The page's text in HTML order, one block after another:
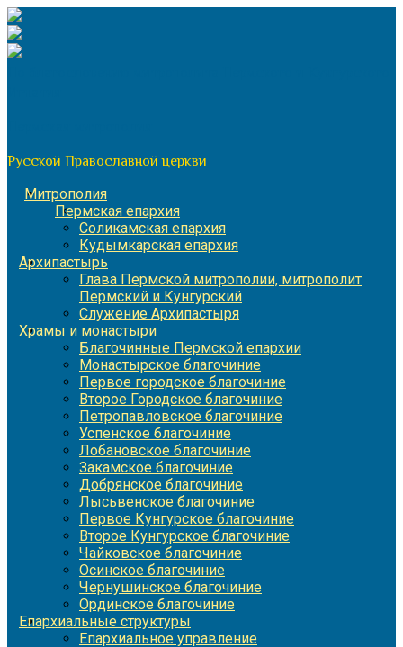
Перейти
к
содержимому
Русской Православной церкви
Митрополия
Пермская епархия
Соликамская епархия
Кудымкарская епархия
Архипастырь
Глава Пермской митрополии, митрополит
Пермский и Кунгурский
Служение Архипастыря
Храмы и монастыри
Благочинные Пермской епархии
Монастырское благочиние
Первое городское благочиние
Второе Городское благочиние
Петропавловское благочиние
Успенское благочиние
Лобановское благочиние
Закамское благочиние
Добрянское благочиние
Лысьвенское благочиние
Первое Кунгурское благочиние
Второе Кунгурское благочиние
Чайковское благочиние
Осинское благочиние
Чернушинское благочиние
Ординское благочиние
Епархиальные структуры
Епархиальное управление